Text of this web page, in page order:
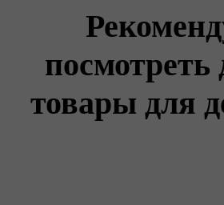
посмотреть
товары для